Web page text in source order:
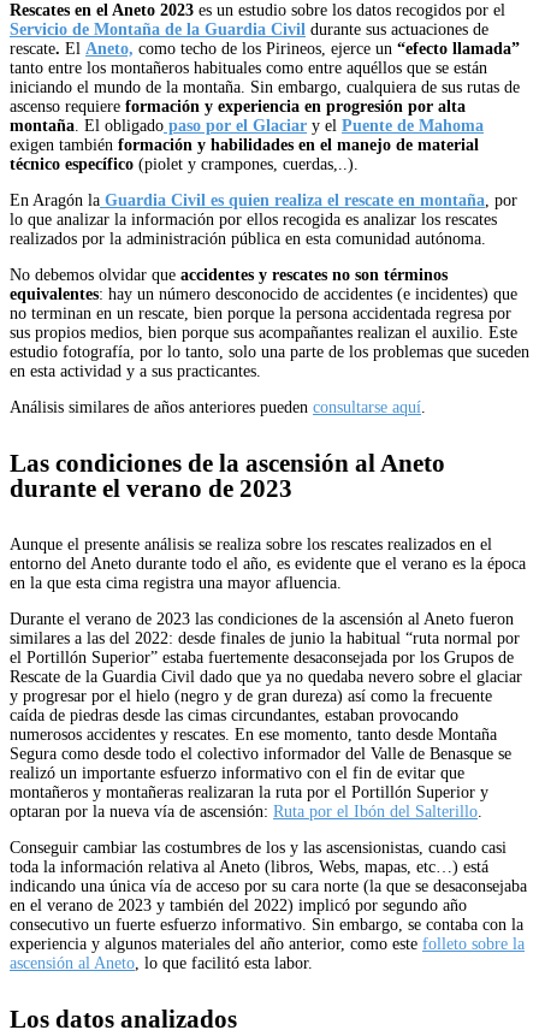
Rescates en el Aneto 2023 es un estudio sobre los datos recogidos por el
Servicio de Montaña de la Guardia Civil durante sus actuaciones de
rescate. El Aneto, como techo de los Pirineos, ejerce un “efecto llamada”
tanto entre los montañeros habituales como entre aquéllos que se están
iniciando el mundo de la montaña. Sin embargo, cualquiera de sus rutas de
ascenso requiere formación y experiencia en progresión por alta
montaña. El obligado paso por el Glaciar y el Puente de Mahoma
exigen también formación y habilidades en el manejo de material
técnico específico (piolet y crampones, cuerdas,..).
En Aragón la Guardia Civil es quien realiza el rescate en montaña, por
lo que analizar la información por ellos recogida es analizar los rescates
realizados por la administración pública en esta comunidad autónoma.
No debemos olvidar que accidentes y rescates no son términos
equivalentes: hay un número desconocido de accidentes (e incidentes) que
no terminan en un rescate, bien porque la persona accidentada regresa por
sus propios medios, bien porque sus acompañantes realizan el auxilio. Este
estudio fotografía, por lo tanto, solo una parte de los problemas que suceden
en esta actividad y a sus practicantes.
Análisis similares de años anteriores pueden consultarse aquí.
Las condiciones de la ascensión al Aneto
durante el verano de 2023
Aunque el presente análisis se realiza sobre los rescates realizados en el
entorno del Aneto durante todo el año, es evidente que el verano es la época
en la que esta cima registra una mayor afluencia.
Durante el verano de 2023 las condiciones de la ascensión al Aneto fueron
similares a las del 2022: desde finales de junio la habitual “ruta normal por
el Portillón Superior” estaba fuertemente desaconsejada por los Grupos de
Rescate de la Guardia Civil dado que ya no quedaba nevero sobre el glaciar
y progresar por el hielo (negro y de gran dureza) así como la frecuente
caída de piedras desde las cimas circundantes, estaban provocando
numerosos accidentes y rescates. En ese momento, tanto desde Montaña
Segura como desde todo el colectivo informador del Valle de Benasque se
realizó un importante esfuerzo informativo con el fin de evitar que
montañeros y montañeras realizaran la ruta por el Portillón Superior y
optaran por la nueva vía de ascensión: Ruta por el Ibón del Salterillo.
Conseguir cambiar las costumbres de los y las ascensionistas, cuando casi
toda la información relativa al Aneto (libros, Webs, mapas, etc…) está
indicando una única vía de acceso por su cara norte (la que se desaconsejaba
en el verano de 2023 y también del 2022) implicó por segundo año
consecutivo un fuerte esfuerzo informativo. Sin embargo, se contaba con la
experiencia y algunos materiales del año anterior, como este folleto sobre la
ascensión al Aneto, lo que facilitó esta labor.
Los datos analizados